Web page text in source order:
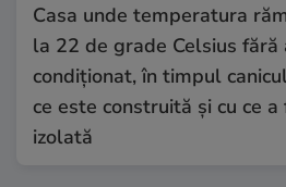
Casa unde temperatura
la 22 de grade Celsius fără
condiționat, în timpul
ce este construită și cu ce a
izolată